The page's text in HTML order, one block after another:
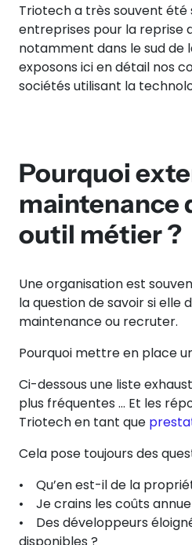
Triotech a très souvent été
entreprises pour la reprise
notamment dans le sud de
exposons ici en détail nos
sociétés utilisant la
Pourquoi
maintenance
outil métier ?
Une organisation est
la question de savoir si elle
maintenance ou recruter.
Pourquoi mettre en place
Ci-dessous une liste
plus fréquentes … Et les
Triotech en tant que
Cela pose toujours des
• Qu’en est-il de la
• Je crains les coûts
• Des développeurs
disponibles ?